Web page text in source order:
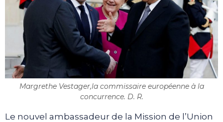
Margrethe Vestager,la commissaire européenne à la
concurrence. D. R.
Le nouvel ambassadeur de la Mission de l’Union